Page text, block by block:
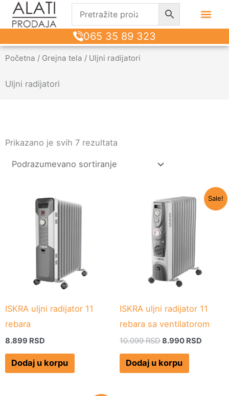
065 35 89 323
Početna / Grejna tela / Uljni radijatori
Uljni radijatori
Prikazano je svih 7 rezultata
ISKRA uljni radijator 11
rebara
8.899 RSD
Dodaj u korpu
Sale!
ISKRA uljni radijator 11
rebara sa ventilatorom
10.099RSD
Originalna
cena
je
bila:
10.099 RSD.
8.990 RSD
cena
Dodaj u korpu